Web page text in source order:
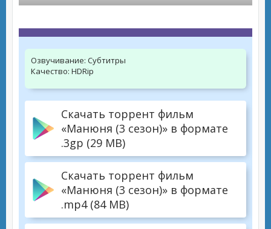
Озвучивание: Субтитры
Качество: HDRip
Скачать торрент фильм
«Манюня (3 сезон)» в формате
.3gp (29 MB)
Скачать торрент фильм
«Манюня (3 сезон)» в формате
.mp4 (84 MB)